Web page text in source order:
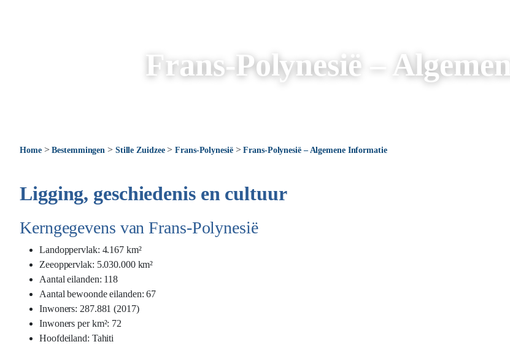
Frans-Polynesië –
Home>Bestemmingen > Stille Zuidzee>Frans-Polynesië>Frans-Polynesië – Algemene Informatie
Ligging, geschiedenis en cultuur
Kerngegevens van Frans-Polynesië
Landoppervlak: 4.167 km²
Zeeoppervlak: 5.030.000 km²
Aantal eilanden: 118
Aantal bewoonde eilanden: 67
Inwoners: 287.881 (2017)
Inwoners per km²: 72
Hoofdeiland: Tahiti